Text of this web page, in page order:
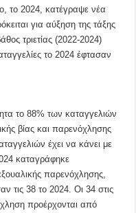
το 2024, κατέγραψε νέα
για αύξηση της τάξης
τριετίας (2022-2024)
το 2024 έφτασαν
το 88% των καταγγελιών
βίας και παρενόχλησης
έχει να κάνει με
καταγράφηκε
παρενόχλησης,
τις 38 το 2024. Οι 34 στις
προέρχονται από